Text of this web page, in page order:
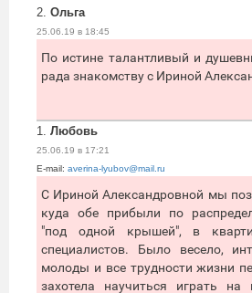
2. Ольга
25.06.19 в 18:45
По истине талантливый и
рада знакомству с Ириной
1. Любовь
25.06.19 в 17:21
E-mail: averina-lyubov@mail.ru
С Ириной Александровной мы
куда обе прибыли по
"под одной крышей", в
специалистов. Было весело,
молоды и все трудности жизни
захотела научиться играть